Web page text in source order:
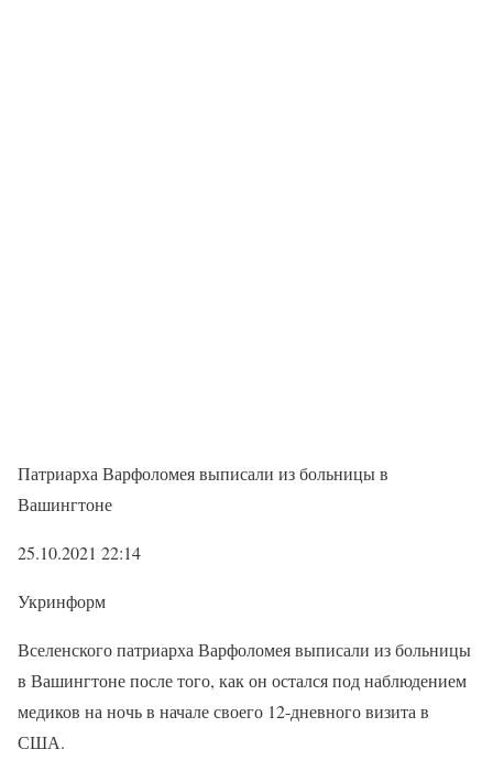
Патриарха Варфоломея выписали из больницы в
Вашингтоне
25.10.2021 22:14
Укринформ
Вселенского патриарха Варфоломея выписали из больницы
в Вашингтоне после того, как он остался под наблюдением
медиков на ночь в начале своего 12-дневного визита в
США.